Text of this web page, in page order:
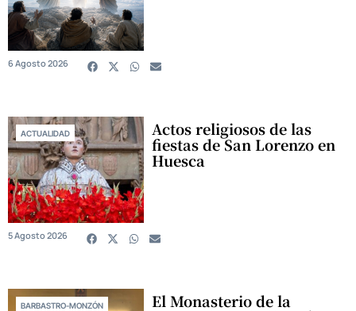
6 Agosto 2026
ACTUALIDAD Actos religiosos de las
fiestas de San Lorenzo en
Huesca
5 Agosto 2026
BARBASTRO-MONZÓN El Monasterio de la